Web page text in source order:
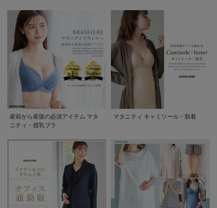
産前から産後の必須アイテム マタ
ニティ・授乳ブラ
マタニティ キャミソール・肌着